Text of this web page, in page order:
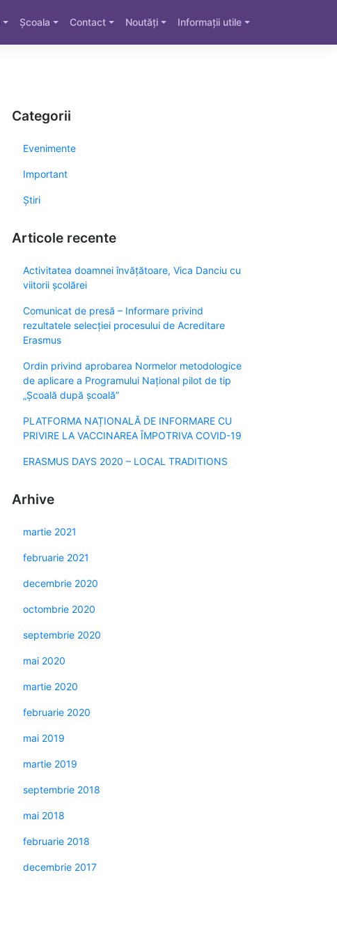
Școala Contact Noutăți Informații utile
Categorii
Evenimente
Important
Știri
Articole recente
Activitatea doamnei învățătoare, Vica Danciu cu
viitorii școlărei
Comunicat de presă – Informare privind
rezultatele selecției procesului de Acreditare
Erasmus
Ordin privind aprobarea Normelor metodologice
de aplicare a Programului Naţional pilot de tip
„Şcoală după şcoală”
PLATFORMA NAȚIONALĂ DE INFORMARE CU
PRIVIRE LA VACCINAREA ÎMPOTRIVA COVID-19
ERASMUS DAYS 2020 – LOCAL TRADITIONS
Arhive
martie 2021
februarie 2021
decembrie 2020
octombrie 2020
septembrie 2020
mai 2020
martie 2020
februarie 2020
mai 2019
martie 2019
septembrie 2018
mai 2018
februarie 2018
decembrie 2017